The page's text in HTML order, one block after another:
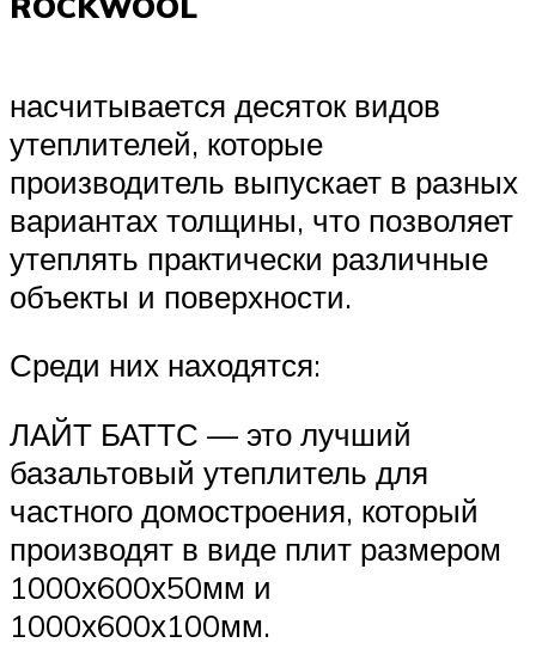
насчитывается десяток видов
утеплителей, которые
производитель выпускает в разных
вариантах толщины, что позволяет
утеплять практически различные
объекты и поверхности.
Среди них находятся:
ЛАЙТ БАТТС — это лучший
базальтовый утеплитель для
частного домостроения, который
производят в виде плит размером
1000х600х50мм и
1000х600х100мм.